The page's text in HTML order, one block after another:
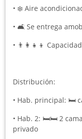
• ❄️ Aire
• 🛋️ Se entrega
• 👨‍👩‍👧‍👦
Distribución:
• Hab. principal: 🛏️
• Hab. 2: 🛏️🛏️ 2
privado